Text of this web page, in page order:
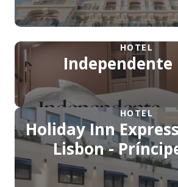
HOTEL
Independente
HOTEL
Holiday Inn
Lisbon -